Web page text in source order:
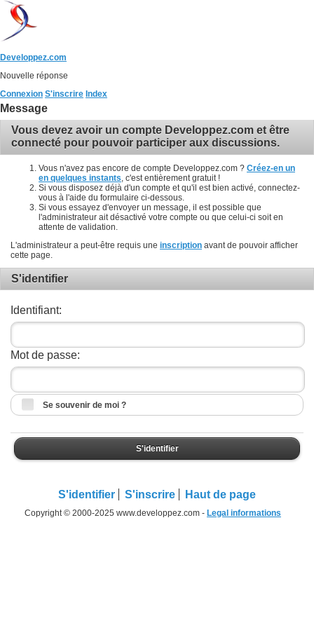
Developpez.com
Nouvelle réponse
Connexion S'inscrire Index
Message
Vous devez avoir un compte Developpez.com et être
connecté pour pouvoir participer aux discussions.
Vous n'avez pas encore de compte Developpez.com ? Créez-en un
en quelques instants , c'est entièrement gratuit !
Si vous disposez déjà d'un compte et qu'il est bien activé, connectez-
vous à l'aide du formulaire ci-dessous.
Si vous essayez d'envoyer un message, il est possible que
l'administrateur ait désactivé votre compte ou que celui-ci soit en
attente de validation.
L'administrateur a peut-être requis une inscription avant de pouvoir afficher
cette page.
S'identifier
Identifiant:
Mot de passe:
Se souvenir de moi ?
S'identifier
S'identifier S'inscrire Haut de page
Copyright © 2000-2025 www.developpez.com - Legal informations